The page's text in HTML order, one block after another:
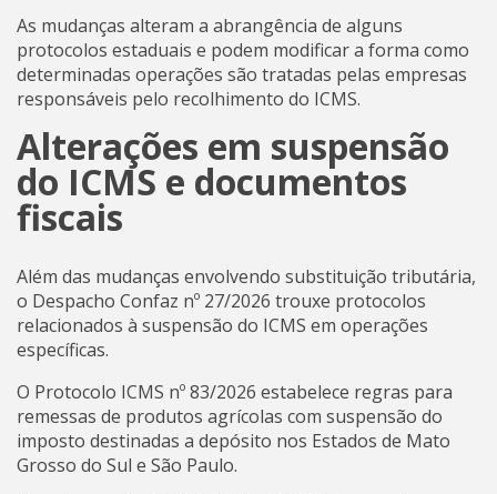
As mudanças alteram a abrangência de alguns
protocolos estaduais e podem modificar a forma como
determinadas operações são tratadas pelas empresas
responsáveis pelo recolhimento do ICMS.
Alterações em suspensão
do ICMS e documentos
fiscais
Além das mudanças envolvendo substituição tributária,
o Despacho Confaz nº 27/2026 trouxe protocolos
relacionados à suspensão do ICMS em operações
específicas.
O Protocolo ICMS nº 83/2026 estabelece regras para
remessas de produtos agrícolas com suspensão do
imposto destinadas a depósito nos Estados de Mato
Grosso do Sul e São Paulo.